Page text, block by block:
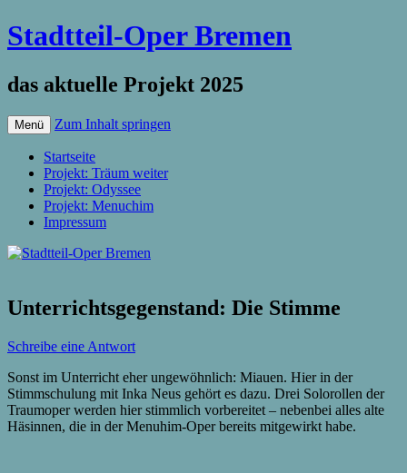
Stadtteil-Oper Bremen
das aktuelle Projekt 2025
Menü Zum Inhalt springen
Startseite
Projekt: Träum weiter
Projekt: Odyssee
Projekt: Menuchim
Impressum
Unterrichtsgegenstand: Die Stimme
Schreibe eine Antwort
Sonst im Unterricht eher ungewöhnlich: Miauen. Hier in der
Stimmschulung mit Inka Neus gehört es dazu. Drei Solorollen der
Traumoper werden hier stimmlich vorbereitet – nebenbei alles alte
Häsinnen, die in der Menuhim-Oper bereits mitgewirkt habe.